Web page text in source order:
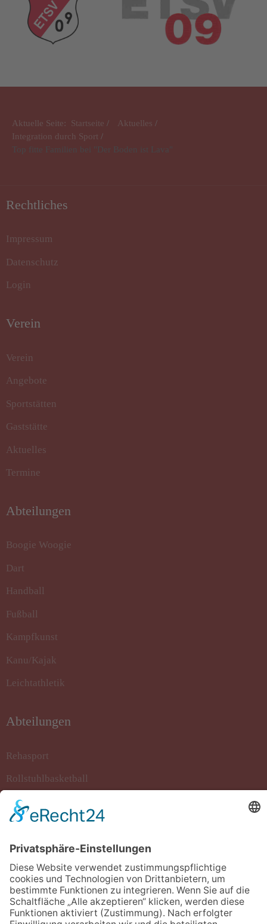
Aktuelle Seite: Startseite
Aktuelles
Integration durch Sport
Top fitte Familien bei "Der Boden ist Lava"
Rechtliches
Impressum
Datenschutz
Login
Verein
Verein
Angebote
Sportstätten
Gaststätte
Aktuelles
Termine
Abteilungen
Boogie Woogie
Dart
Handball
Fußball
Kampfkunst
Kanu/Kajak
Leichtathletik
Abteilungen
Rehasport
Rollstuhlbasketball
Sportkegeln
Stockschiessen
Tanzsport
Turnen/Fitness/Gymnastik
Volleyball